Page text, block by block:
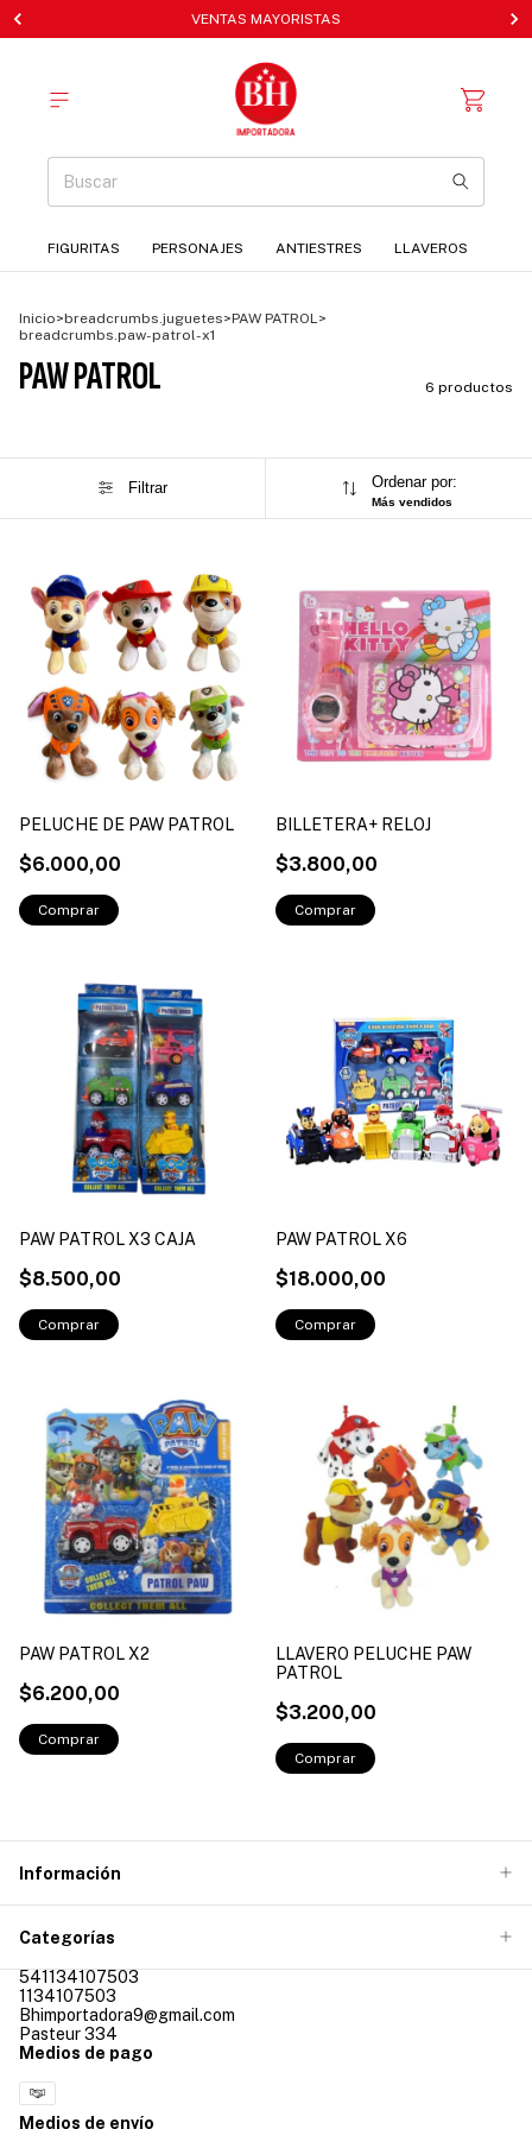
VENTAS MAYORISTAS
FIGURITAS PERSONAJES ANTIESTRES LLAVEROS
Inicio>breadcrumbs.juguetes>PAW PATROL>
breadcrumbs.paw-patrol-x1
PAW PATROL 6 productos
Filtrar Ordenar por:
Más vendidos
PELUCHE DE PAW PATROL
$6.000,00
BILLETERA+ RELOJ
$3.800,00
PAW PATROL X3 CAJA
$8.500,00
PAW PATROL X6
$18.000,00
PAW PATROL X2
$6.200,00
LLAVERO PELUCHE PAW
PATROL
$3.200,00
Información
Categorías
541134107503
1134107503
Bhimportadora9@gmail.com
Pasteur 334
Medios de pago
Medios de envío